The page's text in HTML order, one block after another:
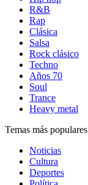
R&B
Rap
Clásica
Salsa
Rock clásico
Techno
Años 70
Soul
Trance
Heavy metal
Temas más populares
Noticias
Cultura
Deportes